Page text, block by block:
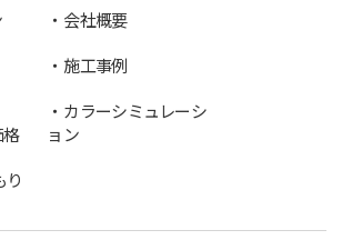
会社概要
施工事例
カラーシミュレーシ
ョン
り